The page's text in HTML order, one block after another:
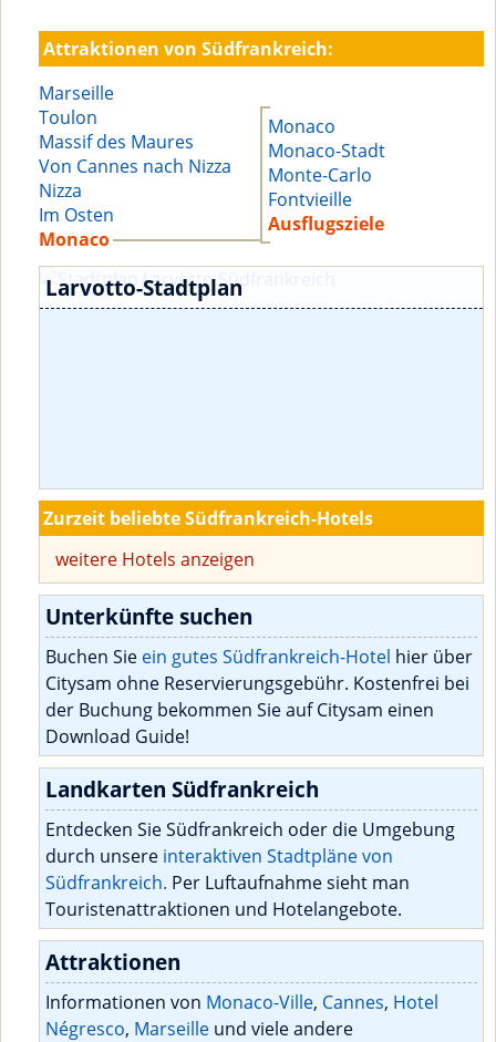
Attraktionen von Südfrankreich:
Marseille
Toulon
Massif des Maures
Von Cannes nach Nizza
Nizza
Im Osten
Monaco
Monaco
Monaco-Stadt
Monte-Carlo
Fontvieille
Ausflugsziele
Larvotto-Stadtplan
Zurzeit beliebte Südfrankreich-Hotels
weitere Hotels anzeigen
Unterkünfte suchen
Buchen Sie ein gutes Südfrankreich-Hotel hier über
Citysam ohne Reservierungsgebühr. Kostenfrei bei
der Buchung bekommen Sie auf Citysam einen
Download Guide!
Landkarten Südfrankreich
Entdecken Sie Südfrankreich oder die Umgebung
durch unsere interaktiven Stadtpläne von
Südfrankreich. Per Luftaufnahme sieht man
Touristenattraktionen und Hotelangebote.
Attraktionen
Informationen von Monaco-Ville, Cannes, Hotel
Négresco, Marseille und viele andere